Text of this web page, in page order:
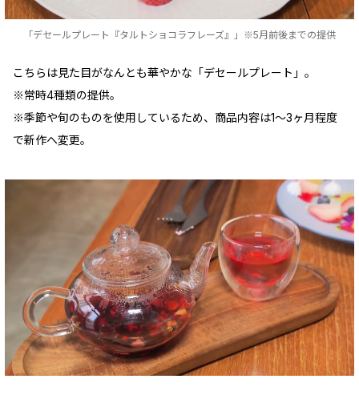
「デセールプレート『タルトショコラフレーズ』」※5月前後までの提供
こちらは見た目がなんとも華やかな「デセールプレート」。
※常時4種類の提供。
※季節や旬のものを使用しているため、商品内容は1〜3ヶ月程度
で新作へ変更。